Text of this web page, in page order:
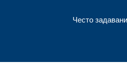
Често
етери, които подобряват